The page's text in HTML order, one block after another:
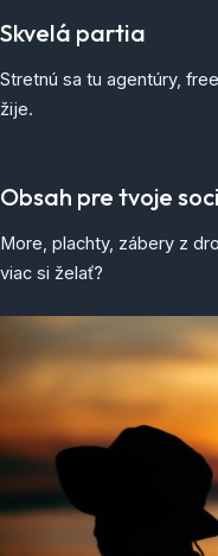
Skvelá partia
Stretnú sa tu agentúry,
žije.
Obsah pre tvoje
More, plachty, zábery z
viac si želať?